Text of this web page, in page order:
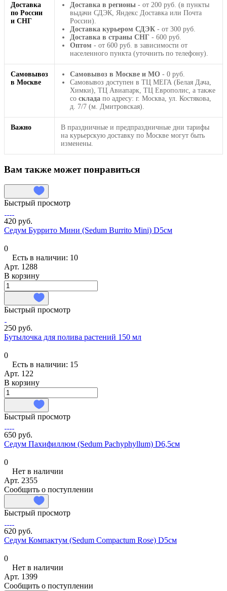
Доставка
по России
и СНГ
Доставка в регионы - от 200 руб. (в пункты
выдачи СДЭК, Яндекс Доставка или Почта
России).
Доставка курьером СДЭК - от 300 руб.
Доставка в страны СНГ - 600 руб.
Оптом - от 600 руб. в зависимости от
населенного пункта (уточнить по телефону).
Самовывоз
в Москве
Самовывоз в Москве и МО - 0 руб.
Самовывоз доступен в ТЦ МЕГА (Белая Дача,
Химки), ТЦ Авиапарк, ТЦ Европолис, а также
со склада по адресу: г. Москва, ул. Костякова,
д. 7/7 (м. Дмитровская).
Важно
В праздничные и предпраздничные дни тарифы
на курьерскую доставку по Москве могут быть
изменены.
Вам также может понравиться
Быстрый просмотр
420 руб.
Седум Буррито Мини (Sedum Burrito Mini) D5см
0
Есть в наличии: 10
Арт. 1288
В корзину
Быстрый просмотр
250 руб.
Бутылочка для полива растений 150 мл
0
Есть в наличии: 15
Арт. 122
В корзину
Быстрый просмотр
650 руб.
Седум Пахифиллюм (Sedum Pachyphyllum) D6,5см
0
Нет в наличии
Арт. 2355
Сообщить о поступлении
Быстрый просмотр
620 руб.
Седум Компактум (Sedum Compactum Rose) D5см
0
Нет в наличии
Арт. 1399
Сообщить о поступлении